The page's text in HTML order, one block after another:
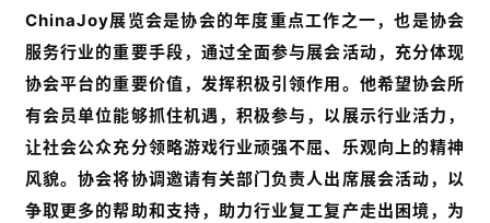
ChinaJoy展览会是协会的年度重点工作之一，也是协会
服务行业的重要手段，通过全面参与展会活动，充分体现
协会平台的重要价值，发挥积极引领作用。他希望协会所
有会员单位能够抓住机遇，积极参与，以展示行业活力，
让社会公众充分领略游戏行业顽强不屈、乐观向上的精神
风貌。协会将协调邀请有关部门负责人出席展会活动，以
争取更多的帮助和支持，助力行业复工复产走出困境，为